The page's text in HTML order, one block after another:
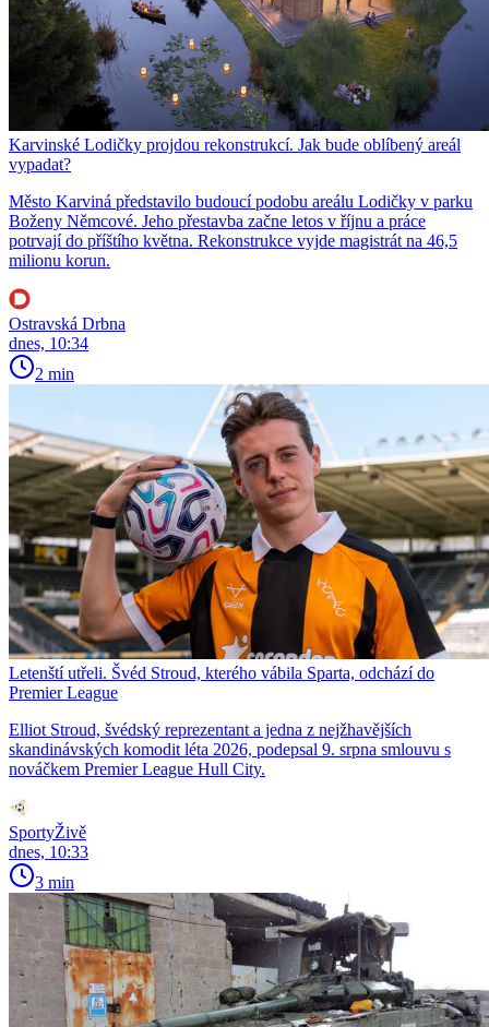
Karvinské Lodičky projdou rekonstrukcí. Jak bude oblíbený areál
vypadat?
Město Karviná představilo budoucí podobu areálu Lodičky v parku
Boženy Němcové. Jeho přestavba začne letos v říjnu a práce
potrvají do příštího května. Rekonstrukce vyjde magistrát na 46,5
milionu korun.
Ostravská Drbna
dnes, 10:34
2 min
Letenští utřeli. Švéd Stroud, kterého vábila Sparta, odchází do
Premier League
Elliot Stroud, švédský reprezentant a jedna z nejžhavějších
skandinávských komodit léta 2026, podepsal 9. srpna smlouvu s
nováčkem Premier League Hull City.
SportyŽivě
dnes, 10:33
3 min